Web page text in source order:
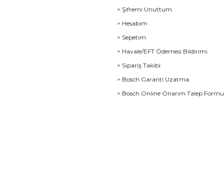
> Şifremi Unuttum
> Hesabım
> Sepetim
> Havale/EFT Ödemesi Bildirimi
> Sipariş Takibi
> Bosch Garanti Uzatma
> Bosch Online Onarım Talep Formu